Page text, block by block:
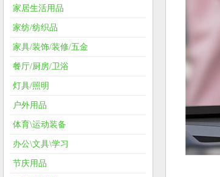
家居生活用品
家纺/纺织品
家具/装饰/装修/五金
餐厅/厨房/卫浴
灯具/照明
户外用品
体育\运动装备
办公\文具\学习
节庆用品